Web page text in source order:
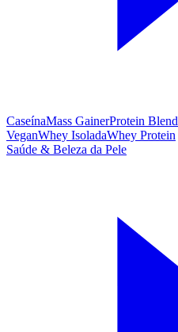
CaseínaMass GainerProtein Blend
VeganWhey IsoladaWhey Protein
Saúde & Beleza da Pele